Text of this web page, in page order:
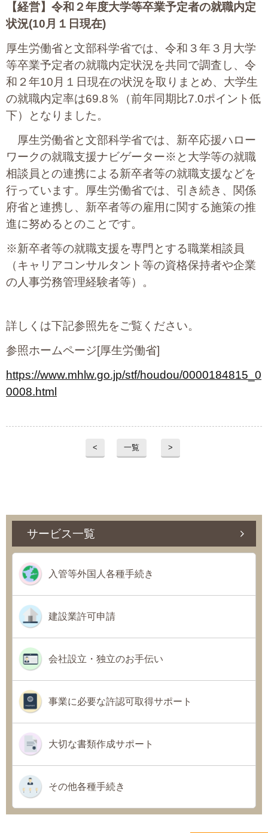
【経営】 令和２年度大学等卒業予定者の就職内定
状況(10月１日現在)
厚生労働省と文部科学省では、令和３年３月大学
等卒業予定者の就職内定状況を共同で調査し、令
和２年10月１日現在の状況を取りまとめ、大学生
の就職内定率は69.8％（前年同期比7.0ポイント低
下）となりました。
厚生労働省と文部科学省では、新卒応援ハロー
ワークの就職支援ナビゲーター※と大学等の就職
相談員との連携による新卒者等の就職支援などを
行っています。厚生労働省では、引き続き、関係
府省と連携し、新卒者等の雇用に関する施策の推
進に努めるとのことです。
※新卒者等の就職支援を専門とする職業相談員
（キャリアコンサルタント等の資格保持者や企業
の人事労務管理経験者等）。
詳しくは下記参照先をご覧ください。
参照ホームページ[厚生労働省]
https://www.mhlw.go.jp/stf/houdou/0000184815_0
0008.html
< 一覧 >
サービス一覧
入管等外国人各種手続き
建設業許可申請
会社設立・独立のお手伝い
事業に必要な許認可取得サポート
大切な書類作成サポート
その他各種手続き